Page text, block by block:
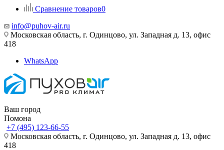
Сравнение товаров0
info@puhov-air.ru
Московская область, г. Одинцово, ул. Западная д. 13, офис
418
WhatsApp
Ваш город
Помона
+7 (495) 123-66-55
Московская область, г. Одинцово, ул. Западная д. 13, офис
418